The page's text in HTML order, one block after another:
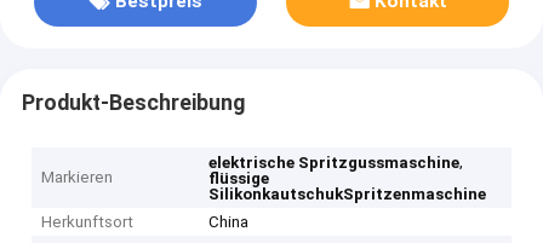
Produkt-Beschreibung
Markieren
elektrische Spritzgussmaschine,
flüssige
SilikonkautschukSpritzenmaschine
Herkunftsort
China